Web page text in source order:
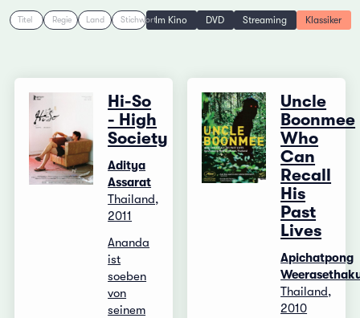
Titel Regie Land StichwortIm Kino DVD Streaming Klassiker
Hi-So
- High
Society
Aditya
Assarat
Thailand,
2011
Ananda
ist
soeben
von
seinem
Uncle
Boonmee
Who
Can
Recall
His
Past
Lives
Apichatpong
Thailand,
2010